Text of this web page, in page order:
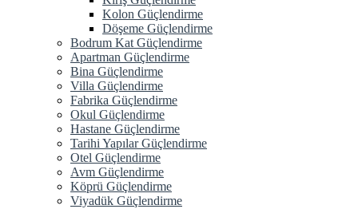
Kolon Güçlendirme
Döşeme Güçlendirme
Bodrum Kat Güçlendirme
Apartman Güçlendirme
Bina Güçlendirme
Villa Güçlendirme
Fabrika Güçlendirme
Okul Güçlendirme
Hastane Güçlendirme
Tarihi Yapılar Güçlendirme
Otel Güçlendirme
Avm Güçlendirme
Köprü Güçlendirme
Viyadük Güçlendirme